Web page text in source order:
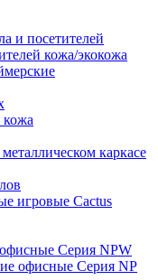
и посетителей
кожа/экокожа
кожа
каркасе
игровые Cactus
Серия NPW
офисные Серия NP